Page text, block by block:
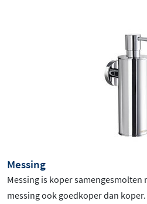
Messing
Messing is koper samengesmolten
messing ook goedkoper dan